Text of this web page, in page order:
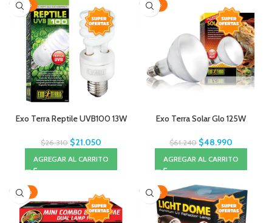
-20%
Exo Terra Reptile UVB100 13W
$26.310 $21.050
AGREGAR AL CARRITO
-20%
Exo Terra Solar Glo 125W
$61.240 $48.990
AGREGAR AL CARRITO
-20% -20%